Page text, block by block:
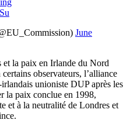
June
et la paix en Irlande du Nord
observateurs, l’alliance
unioniste DUP après les
la paix conclue en 1998,
et à la neutralité de Londres et